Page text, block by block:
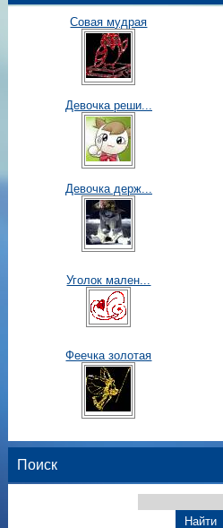
Совая мудрая
Девочка реши...
Девочка держ...
Уголок мален...
Феечка золотая
Поиск